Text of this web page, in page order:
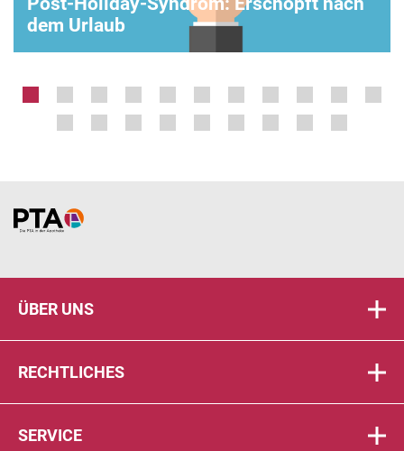
dem Urlaub
Home
ÜBER UNS
RECHTLICHES
SERVICE